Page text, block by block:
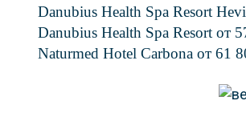
Danubius Health Spa Resort
Danubius Health Spa Resort от
Naturmed Hotel Carbona от 61